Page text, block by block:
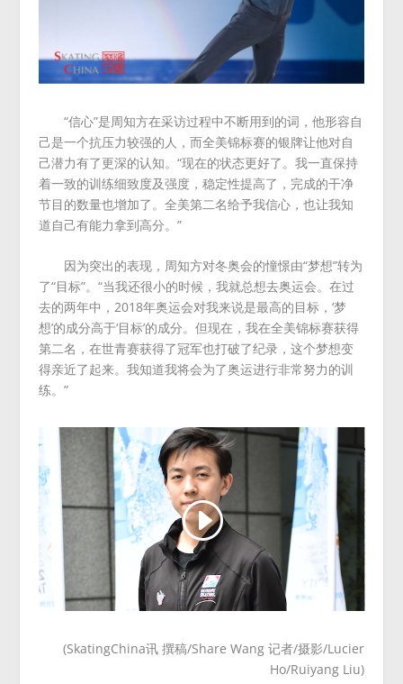
“信心”是周知方在采访过程中不断用到的词，他形容自
己是一个抗压力较强的人，而全美锦标赛的银牌让他对自
己潜力有了更深的认知。“现在的状态更好了。我一直保持
着一致的训练细致度及强度，稳定性提高了，完成的干净
节目的数量也增加了。全美第二名给予我信心，也让我知
道自己有能力拿到高分。”
因为突出的表现，周知方对冬奥会的憧憬由“梦想”转为
了“目标”。“当我还很小的时候，我就总想去奥运会。在过
去的两年中，2018年奥运会对我来说是最高的目标，‘梦
想’的成分高于‘目标’的成分。但现在，我在全美锦标赛获得
第二名，在世青赛获得了冠军也打破了纪录，这个梦想变
得亲近了起来。我知道我将会为了奥运进行非常努力的训
练。”
(SkatingChina讯 撰稿/Share Wang 记者/摄影/Lucier
Ho/Ruiyang Liu)